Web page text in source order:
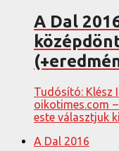
A Dal
Tudósító: Klész
oikotimes.com
este választjuk
A Dal 2016